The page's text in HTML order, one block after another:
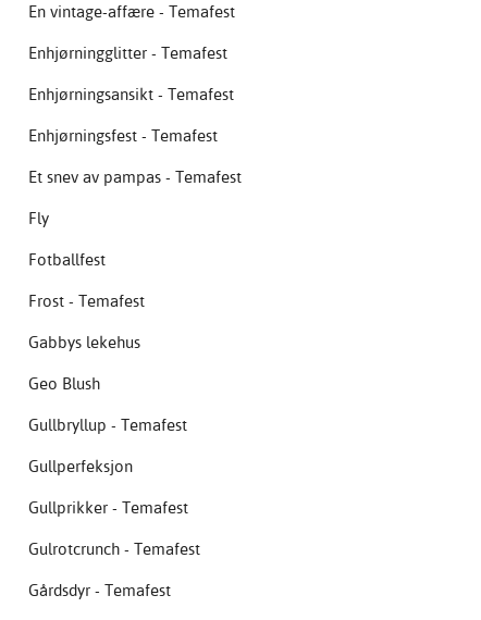
En vintage-affære - Temafest
Enhjørningglitter - Temafest
Enhjørningsansikt - Temafest
Enhjørningsfest - Temafest
Et snev av pampas - Temafest
Fly
Fotballfest
Frost - Temafest
Gabbys lekehus
Geo Blush
Gullbryllup - Temafest
Gullperfeksjon
Gullprikker - Temafest
Gulrotcrunch - Temafest
Gårdsdyr - Temafest